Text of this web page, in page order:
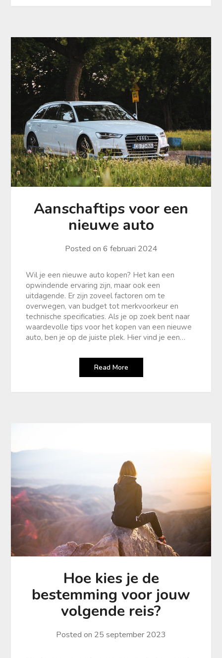
Aanschaftips voor een
nieuwe auto
Posted on 6 februari 2024
Wil je een nieuwe auto kopen? Het kan een
opwindende ervaring zijn, maar ook een
uitdagende. Er zijn zoveel factoren om te
overwegen, van budget tot merkvoorkeur en
technische specificaties. Als je op zoek bent naar
waardevolle tips voor het kopen van een nieuwe
auto, ben je op de juiste plek. Hier vind je een…
Read More
Hoe kies je de
bestemming voor jouw
volgende reis?
Posted on 25 september 2023